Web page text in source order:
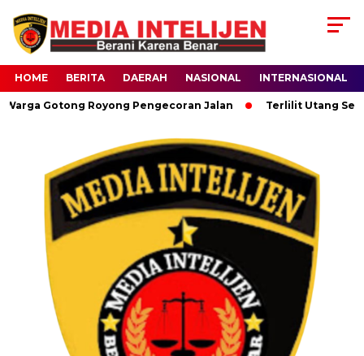
HOME BERITA DAERAH NASIONAL INTERNASIONAL
Gotong Royong Pengecoran Jalan Terlilit Utang Setelah